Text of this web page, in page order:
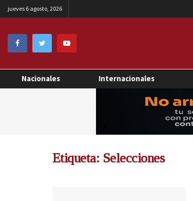
jueves 6 agosto, 2026
Nacionales Internacionales
Etiqueta: Selecciones